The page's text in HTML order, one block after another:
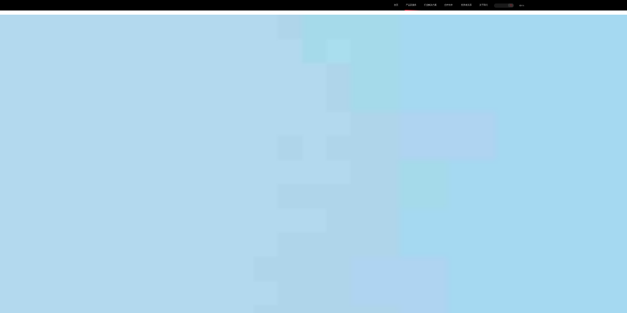
首页 产品及服务 行业解决方案 合作伙伴 投资者关系 关于我们 中EN